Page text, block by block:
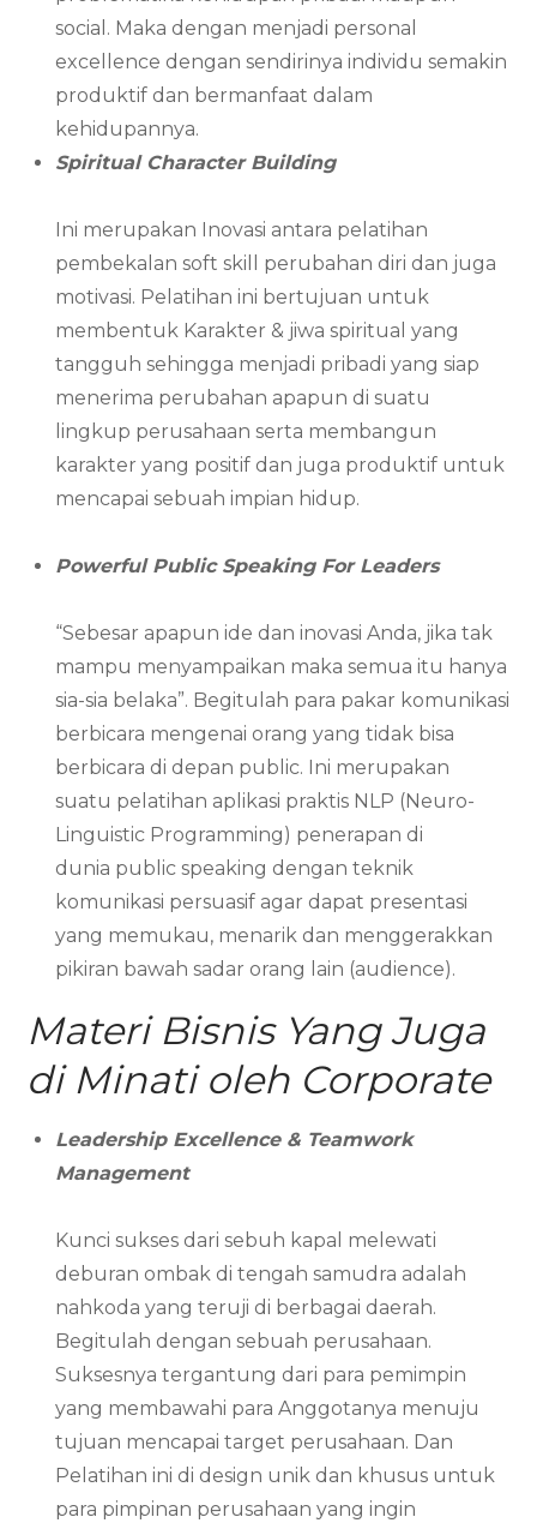
social. Maka dengan menjadi personal
excellence dengan sendirinya individu semakin
produktif dan bermanfaat dalam
kehidupannya.
Spiritual Character Building
Ini merupakan Inovasi antara pelatihan
pembekalan soft skill perubahan diri dan juga
motivasi. Pelatihan ini bertujuan untuk
membentuk Karakter & jiwa spiritual yang
tangguh sehingga menjadi pribadi yang siap
menerima perubahan apapun di suatu
lingkup perusahaan serta membangun
karakter yang positif dan juga produktif untuk
mencapai sebuah impian hidup.
Powerful Public Speaking For Leaders
“Sebesar apapun ide dan inovasi Anda, jika tak
mampu menyampaikan maka semua itu hanya
sia-sia belaka”. Begitulah para pakar komunikasi
berbicara mengenai orang yang tidak bisa
berbicara di depan public. Ini merupakan
suatu pelatihan aplikasi praktis NLP (Neuro-
Linguistic Programming) penerapan di
dunia public speaking dengan teknik
komunikasi persuasif agar dapat presentasi
yang memukau, menarik dan menggerakkan
pikiran bawah sadar orang lain (audience).
Materi Bisnis Yang Juga
di Minati oleh Corporate
Leadership Excellence & Teamwork
Management
Kunci sukses dari sebuh kapal melewati
deburan ombak di tengah samudra adalah
nahkoda yang teruji di berbagai daerah.
Begitulah dengan sebuah perusahaan.
Suksesnya tergantung dari para pemimpin
yang membawahi para Anggotanya menuju
tujuan mencapai target perusahaan. Dan
Pelatihan ini di design unik dan khusus untuk
para pimpinan perusahaan yang ingin